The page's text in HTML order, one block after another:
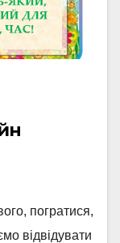
погратися,
відвідувати